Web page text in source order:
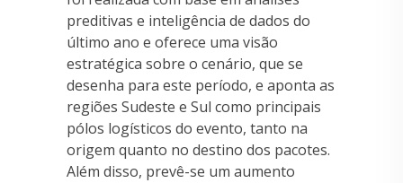
preditivas e inteligência de dados do
último ano e oferece uma visão
estratégica sobre o cenário, que se
desenha para este período, e aponta as
regiões Sudeste e Sul como principais
pólos logísticos do evento, tanto na
origem quanto no destino dos pacotes.
Além disso, prevê-se um aumento